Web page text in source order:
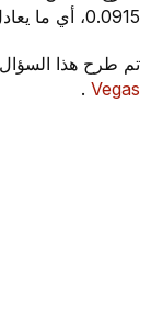
0.0915، أي ما يعادل 91% تقريبًا من القيمة الاسمية.
تم طرح هذا
Vegas
.